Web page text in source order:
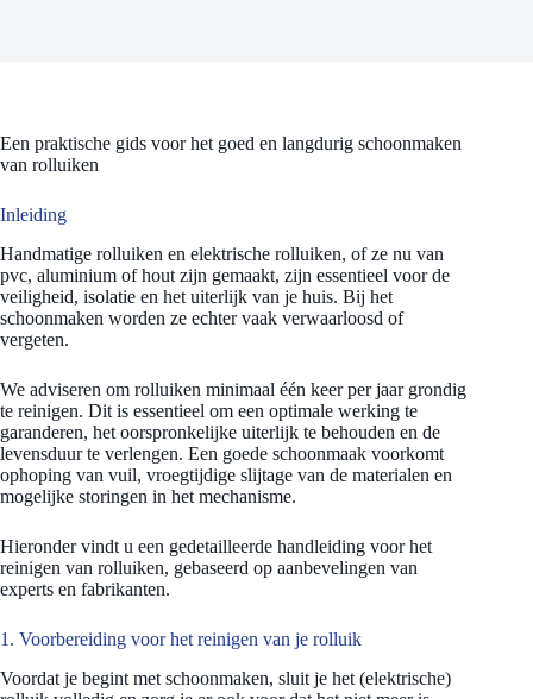
Een praktische gids voor het goed en langdurig schoonmaken
van rolluiken
Inleiding
Handmatige rolluiken en elektrische rolluiken, of ze nu van
pvc, aluminium of hout zijn gemaakt, zijn essentieel voor de
veiligheid, isolatie en het uiterlijk van je huis. Bij het
schoonmaken worden ze echter vaak verwaarloosd of
vergeten.
We adviseren om rolluiken minimaal één keer per jaar grondig
te reinigen. Dit is essentieel om een optimale werking te
garanderen, het oorspronkelijke uiterlijk te behouden en de
levensduur te verlengen. Een goede schoonmaak voorkomt
ophoping van vuil, vroegtijdige slijtage van de materialen en
mogelijke storingen in het mechanisme.
Hieronder vindt u een gedetailleerde handleiding voor het
reinigen van rolluiken, gebaseerd op aanbevelingen van
experts en fabrikanten.
1. Voorbereiding voor het reinigen van je rolluik
Voordat je begint met schoonmaken, sluit je het (elektrische)